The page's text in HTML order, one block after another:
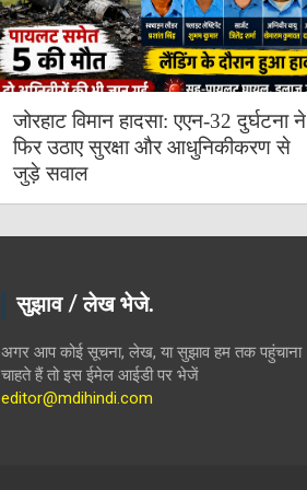
जोरहाट विमान हादसा: एएन-32 दुर्घटना ने
फिर उठाए सुरक्षा और आधुनिकीकरण से
जुड़े सवाल
सुझाव / लेख भेजे.
अगर आप कोई सूचना, लेख, या सुझाव हम तक पहुंचाना
चाहते हैं तो इस ईमेल आईडी पर भेजें
editor@mdihindi.com